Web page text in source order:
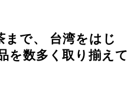
まで、 台湾をはじ
を数多く取り揃えて